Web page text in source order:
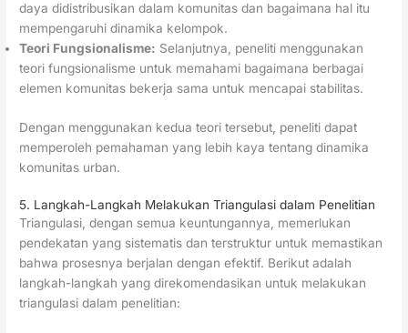
daya didistribusikan dalam komunitas dan bagaimana hal itu
mempengaruhi dinamika kelompok.
Teori Fungsionalisme: Selanjutnya, peneliti menggunakan
teori fungsionalisme untuk memahami bagaimana berbagai
elemen komunitas bekerja sama untuk mencapai stabilitas.
Dengan menggunakan kedua teori tersebut, peneliti dapat
memperoleh pemahaman yang lebih kaya tentang dinamika
komunitas urban.
5. Langkah-Langkah Melakukan Triangulasi dalam Penelitian
Triangulasi, dengan semua keuntungannya, memerlukan
pendekatan yang sistematis dan terstruktur untuk memastikan
bahwa prosesnya berjalan dengan efektif. Berikut adalah
langkah-langkah yang direkomendasikan untuk melakukan
triangulasi dalam penelitian: